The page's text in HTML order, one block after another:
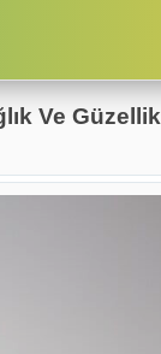
Ve Güzellik